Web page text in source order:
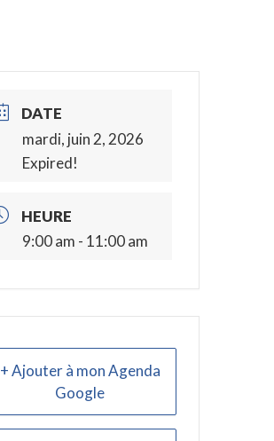
DATE
mardi, juin 2, 2026
Expired!
HEURE
9:00 am - 11:00 am
+ Ajouter à mon Agenda
Google